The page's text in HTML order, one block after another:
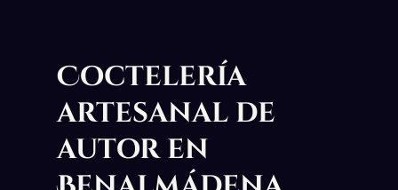
Coctelería
artesanal de
autor en